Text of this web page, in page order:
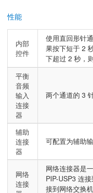
性能
内部
控件
使用直回形针
果按下短于 2
下超过 2 秒，
平衡
音频
输入
连接
器
两个通道的 3
辅助
连接
器
可配置为辅助
网络
连接
网络连接器是
PIP-USP3 连
接到网络交换